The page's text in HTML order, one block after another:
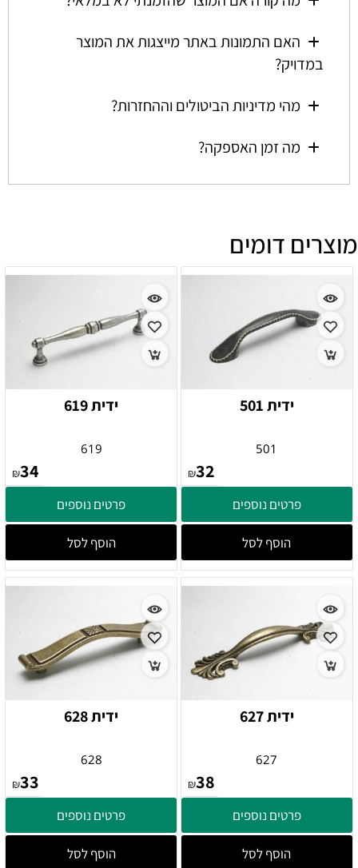
האם התמונות באתר מייצגות את המוצר
במדויק?
מהי מדיניות הביטולים וההחזרות?
מה זמן האספקה?
מוצרים דומים
ידית 501
501
₪32
פרטים נוספים
הוסף לסל
ידית 619
619
₪34
פרטים נוספים
הוסף לסל
ידית 627
627
₪38
פרטים נוספים
הוסף לסל
ידית 628
628
₪33
פרטים נוספים
הוסף לסל